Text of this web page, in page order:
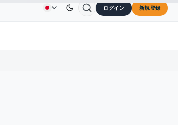
$0.3264↓0.30% DogecoinDOGE$0.0707↑2.40%
お問い合わせ 会社概要 ログイン 新規登録